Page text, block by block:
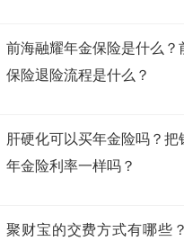
前海融耀年金保险是什么？
保险退险流程是什么？
肝硬化可以买年金险吗？把
年金险利率一样吗？
聚财宝的交费方式有哪些